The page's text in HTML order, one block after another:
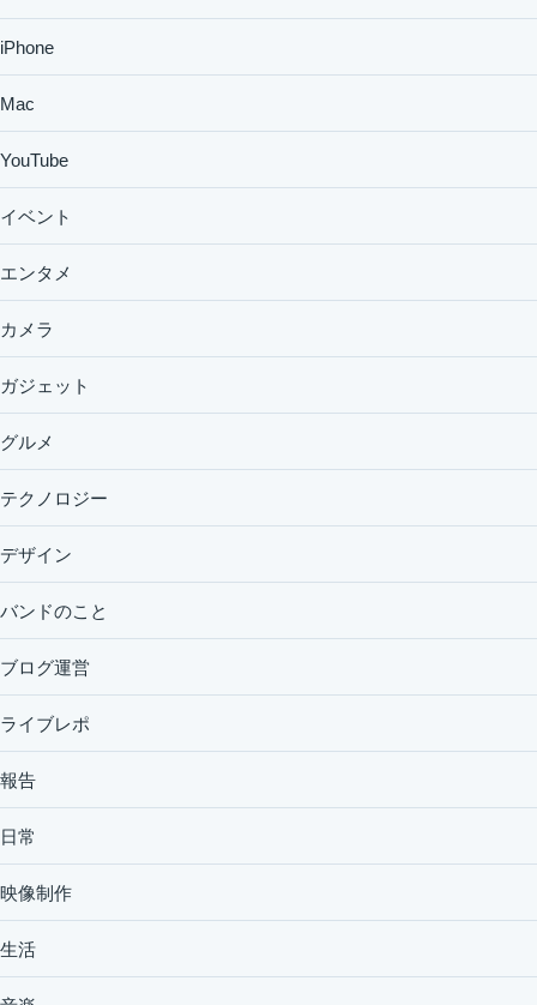
iPhone
Mac
YouTube
イベント
エンタメ
カメラ
ガジェット
グルメ
テクノロジー
デザイン
バンドのこと
ブログ運営
ライブレポ
報告
日常
映像制作
生活